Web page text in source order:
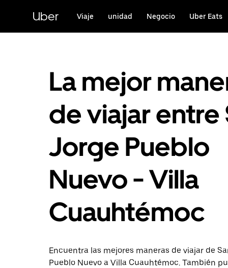
contenido
principal
Uber Viaje unidad Negocio Uber Eats
La mejor
de viajar entre
Jorge Pueblo
Nuevo - Villa
Cuauhtémoc
Encuentra las mejores maneras de viajar de
Pueblo Nuevo a Villa Cuauhtémoc. También